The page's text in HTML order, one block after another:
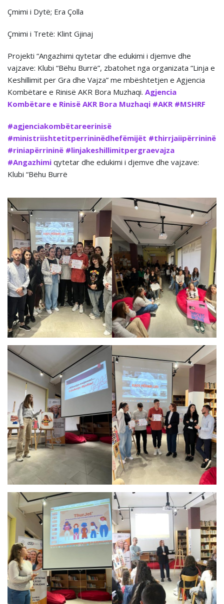
Çmimi i Dytë; Era Çolla
Çmimi i Tretë: Klint Gjinaj
Projekti “Angazhimi qytetar dhe edukimi i djemve dhe
vajzave: Klubi “Bëhu Burrë”, zbatohet nga organizata “Linja e
Keshillimit per Gra dhe Vajza” me mbështetjen e Agjencia
Kombëtare e Rinisë AKR Bora Muzhaqi. Agjencia
Kombëtare e Rinisë AKR Bora Muzhaqi #AKR #MSHRF
#agjenciakombëtareerinisë
#ministriishtetitperrininëdhefëmijët #thirrjaiipërrininë
#riniapërrininë #linjakeshillimitpergraevajza
#Angazhimi qytetar dhe edukimi i djemve dhe vajzave:
Klubi “Bëhu Burrë